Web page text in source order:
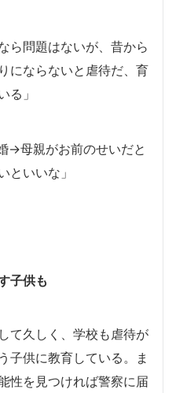
ら問題はないが、昔から
にならないと虐待だ、育
る」
→母親がお前のせいだと
といいな」
子供も
て久しく、学校も虐待が
子供に教育している。ま
性を見つければ警察に届